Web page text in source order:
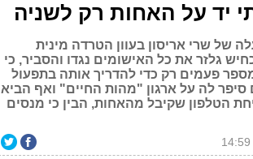
יד על האחות רק לשניה
של שרי אריסון בעוון הטרדה מינית
גלזר את כל האישומים נגדו והסביר, כי
פעמים רק כדי להדריך אותה בתפעול
לה על ארגון "מהות החיים" ואף הביא
הטלפון שקיבל מהאחות, הבין כי מנסים